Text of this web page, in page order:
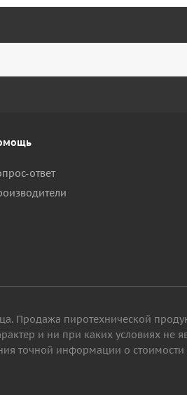
ответ
Продажа пиротехнической
и ни при каких условиях не
точной информации о стоимости